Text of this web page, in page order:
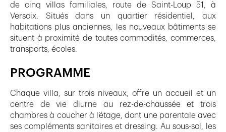
de cinq villas familiales, route de Saint-Loup 51, à
Versoix. Situés dans un quartier résidentiel, aux
habitations plus anciennes, les nouveaux bâtiments se
situent à proximité de toutes commodités, commerces,
transports, écoles.
PROGRAMME
Chaque villa, sur trois niveaux, offre un accueil et un
centre de vie diurne au rez-de-chaussée et trois
chambres à coucher à l’étage, dont une parentale avec
ses compléments sanitaires et dressing. Au sous-sol, les